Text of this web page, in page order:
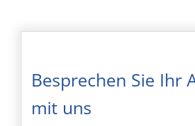
Besprechen Sie Ihr
mit uns